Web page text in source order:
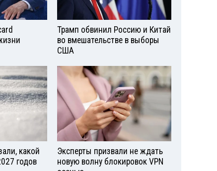
Трамп обвинил Россию и Китай
во вмешательстве в выборы
США
какой
годов
Эксперты призвали не ждать
новую волну блокировок VPN